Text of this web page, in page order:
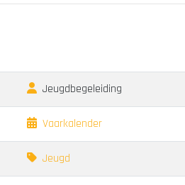
Jeugdbegeleiding
Vaarkalender
Jeugd